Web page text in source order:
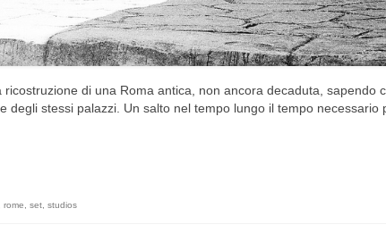
di una Roma antica, non ancora decaduta, sapendo
degli stessi palazzi. Un salto nel tempo lungo il tempo necessario
rome set studios